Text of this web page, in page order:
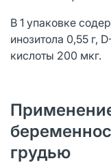
В 1 упаковке
инозитола 0,55 г,
кислоты 200 мкг.
грудью